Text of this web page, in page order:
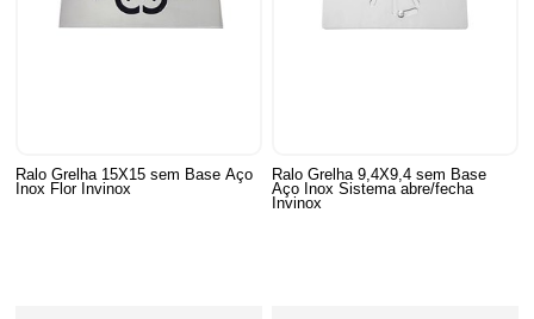
Ralo Grelha 15X15 sem Base Aço
Inox Flor Invinox
Ralo Grelha 9,4X9,4 sem Base
Aço Inox Sistema abre/fecha
Invinox